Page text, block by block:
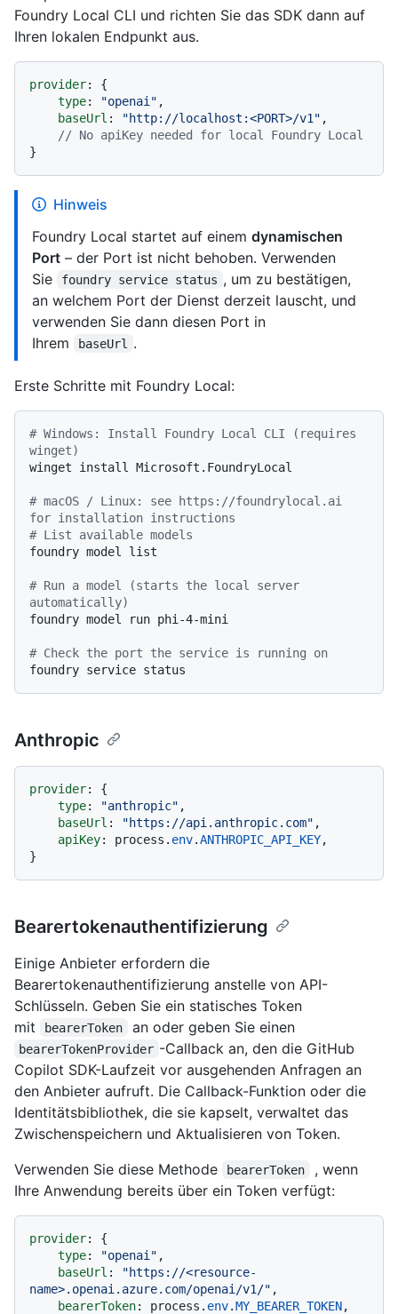
Foundry Local CLI und richten Sie das SDK dann auf
Ihren lokalen Endpunkt aus.
provider: {
type: "openai" ,
baseUrl : "http://localhost:<PORT>/v1" ,
// No apiKey needed for local Foundry Local
Hinweis
Foundry Local startet auf einem dynamischen
Port – der Port ist nicht behoben. Verwenden
Sie
foundry service status , um zu bestätigen,
an welchem Port der Dienst derzeit lauscht, und
verwenden Sie dann diesen Port in
Ihrem
baseUrl .
Erste Schritte mit Foundry Local:
# Windows: Install Foundry Local CLI (requires
winget)
winget install Microsoft.FoundryLocal
# macOS / Linux: see https://foundrylocal.ai
for installation instructions
# List available models
foundry model list
# Run a model (starts the local server
automatically)
foundry model run phi-4-mini
# Check the port the service is running on
Anthropic
provider: {
type: "anthropic" ,
baseUrl : "https://api.anthropic.com" ,
apiKey: process. env.ANTHROPIC_API_KEY,
Bearertokenauthentifizierung
Einige Anbieter erfordern die
Bearertokenauthentifizierung anstelle von API-
Schlüsseln. Geben Sie ein statisches Token
mit
bearerToken an oder geben Sie einen
bearerTokenProvider -Callback an, den die GitHub
Copilot SDK-Laufzeit vor ausgehenden Anfragen an
den Anbieter aufruft. Die Callback-Funktion oder die
Identitätsbibliothek, die sie kapselt, verwaltet das
Zwischenspeichern und Aktualisieren von Token.
Verwenden Sie diese Methode
bearerToken
, wenn
Ihre Anwendung bereits über ein Token verfügt:
provider: {
type: "openai" ,
baseUrl :
"https://<resource-
name>.openai.azure.com/openai/v1/" ,
bearerToken: process. env.MY_BEARER_TOKEN